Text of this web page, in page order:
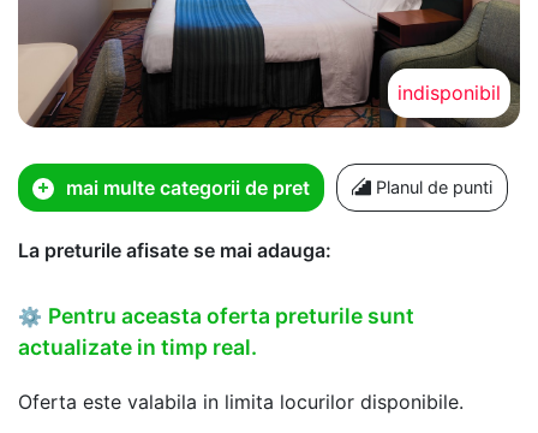
indisponibil
mai multe categorii de pret Planul de punti
La preturile afisate se mai adauga:
⚙ Pentru aceasta oferta preturile sunt
actualizate in timp real.
Oferta este valabila in limita locurilor disponibile.